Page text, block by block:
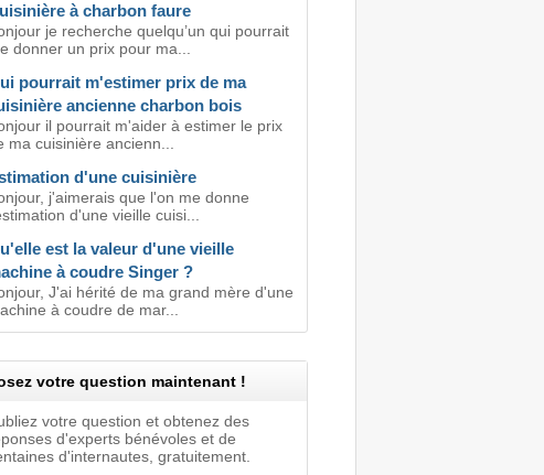
à charbon faure
je recherche quelqu’un qui pourrait
donner un prix pour ma...
pourrait m'estimer prix de ma
ancienne charbon bois
il pourrait m'aider à estimer le prix
ma cuisinière ancienn...
d'une cuisinière
j'aimerais que l'on me donne
d'une vieille cuisi...
est la valeur d'une vieille
à coudre Singer ?
J'ai hérité de ma grand mère d'une
à coudre de mar...
votre question maintenant !
votre question et obtenez des
d'experts bénévoles et de
d'internautes, gratuitement.